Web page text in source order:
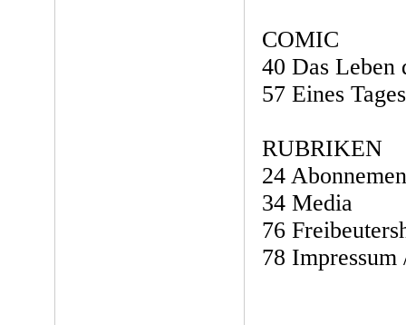
COMIC
40 Das Leben
57 Eines
RUBRIKEN
24
34 Media
76
78